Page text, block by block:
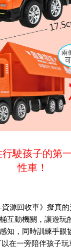
駛孩子的第
性車！
資源回收車》擬真
互動機關，讓遊玩
知，同時訓練手眼
在一旁陪伴孩子